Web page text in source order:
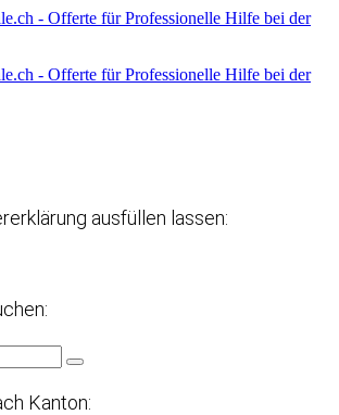
- Offerte für Professionelle Hilfe bei der
- Offerte für Professionelle Hilfe bei der
ausfüllen lassen:
Kanton: